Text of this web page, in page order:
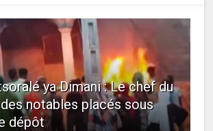
ya Dimani : Le chef du
notables placés sous
dépôt